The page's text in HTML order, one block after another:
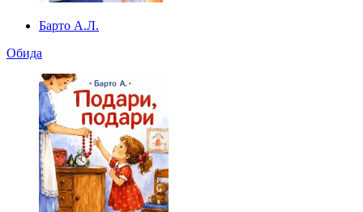
Барто А.Л.
Обида